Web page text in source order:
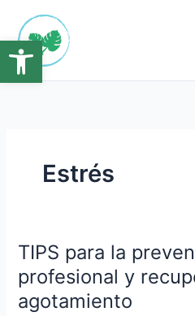
Abrir barra de
contenido
Estrés
TIPS para la
profesional y
agotamiento
TIPS
para
la
prevención